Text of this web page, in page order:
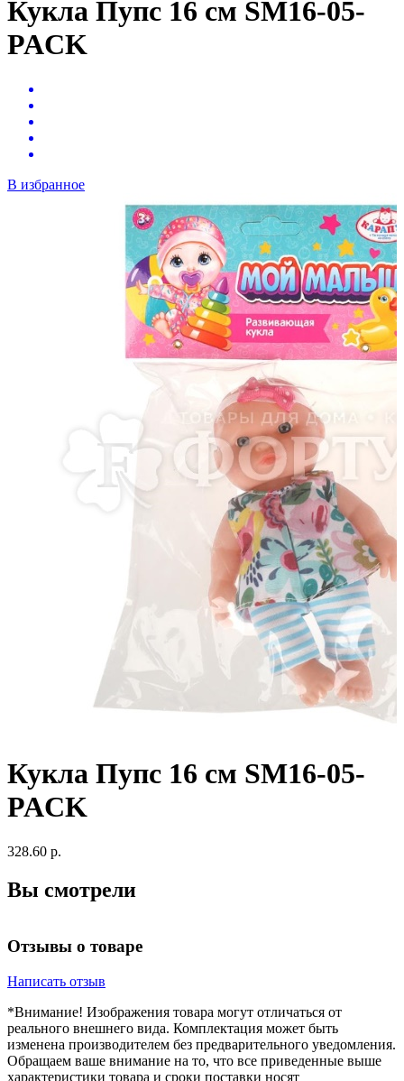
Кукла Пупс 16 см SM16-05-
PACK
В избранное
Кукла Пупс 16 см SM16-05-
PACK
328.60 р.
Вы смотрели
Отзывы о товаре
Написать отзыв
*Внимание! Изображения товара могут отличаться от
реального внешнего вида. Комплектация может быть
изменена производителем без предварительного уведомления.
Обращаем ваше внимание на то, что все приведенные выше
характеристики товара и сроки поставки носят